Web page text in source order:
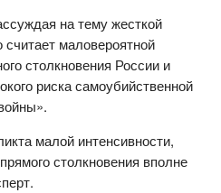
на тему жесткой
маловероятной
столкновения России и
риска самоубийственной
малой интенсивности,
столкновения вполне